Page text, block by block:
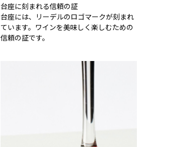
台座に刻まれる信頼の証
台座には、リーデルのロゴマークが刻まれ
ています。ワインを美味しく楽しむための
信頼の証です。